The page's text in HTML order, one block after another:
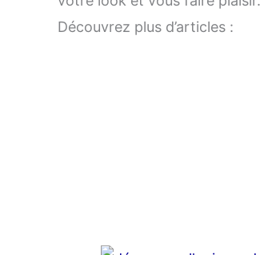
Découvrez plus d’articles :